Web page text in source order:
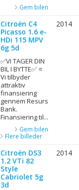
Gem bilen
Citroën C4
Picasso 1.6 e-
HDi 115 MPV
6g 5d
✅VI TAGER DIN
BIL I BYTTE✅ ⭐
Vi tilbyder
attraktiv
finansiering
gennem Resurs
Bank.
Finansiering til...
Gem bilen
Flere billeder
2014
Citroën DS3
1.2 VTi 82
Style
Cabriolet 5g
3d
2014